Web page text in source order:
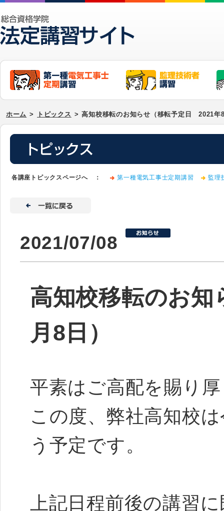
ホーム > トピックス > 高知校移転のお知らせ（移転予定日 2021年
各講座トピックスページへ ： 第一種電気工事士定期講習 監理
2021/07/08
高知校移転のお
月8日）
平素はご高配を賜り
この度、弊社高知校
う予定です。
上記日程前後の講習